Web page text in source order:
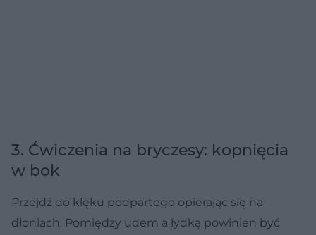
3. Ćwiczenia na bryczesy: kopnięcia
w bok
Przejdź do klęku podpartego opierając się na
dłoniach. Pomiędzy udem a łydką powinien być